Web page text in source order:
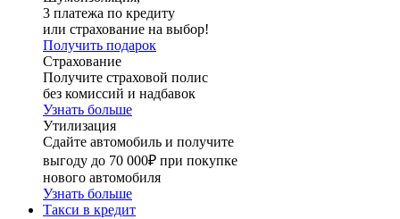
3 платежа по кредиту
или страхование на выбор!
Получить подарок
Страхование
Получите страховой полис
без комиссий и надбавок
Узнать больше
Утилизация
Сдайте автомобиль и получите
выгоду до 70 000₽ при покупке
нового автомобиля
Узнать больше
Такси в кредит